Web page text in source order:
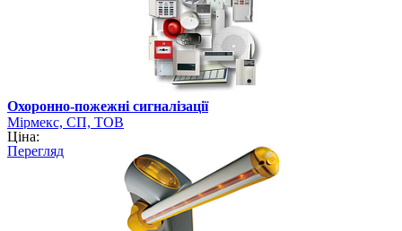
Охоронно-пожежні сигналізації
Мірмекс, СП, ТОВ
Ціна:
Перегляд